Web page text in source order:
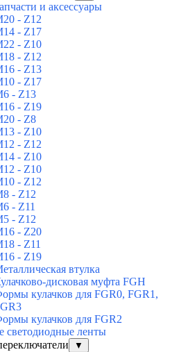
и аксессуары
- Z12
- Z17
- Z10
- Z12
- Z13
- Z17
- Z13
- Z19
- Z8
- Z10
- Z12
- Z10
- Z10
- Z12
- Z12
- Z11
- Z12
- Z20
- Z11
- Z19
втулка
дисковая муфта FGH
кулачков для FGR0, FGR1,
кулачков для FGR2
светодиодные ленты
▼